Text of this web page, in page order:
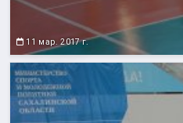
11 мар. 2017 г.